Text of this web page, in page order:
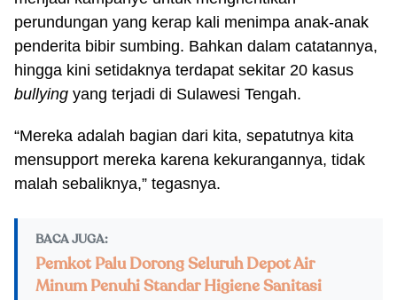
perundungan yang kerap kali menimpa anak-anak
penderita bibir sumbing. Bahkan dalam catatannya,
hingga kini setidaknya terdapat sekitar 20 kasus
bullying yang terjadi di Sulawesi Tengah.
“Mereka adalah bagian dari kita, sepatutnya kita
mensupport mereka karena kekurangannya, tidak
malah sebaliknya,” tegasnya.
BACA JUGA:
Pemkot Palu Dorong Seluruh Depot Air
Minum Penuhi Standar Higiene Sanitasi